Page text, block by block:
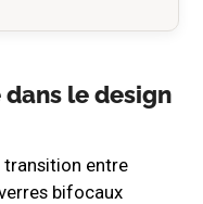
le design
transition entre
bifocaux